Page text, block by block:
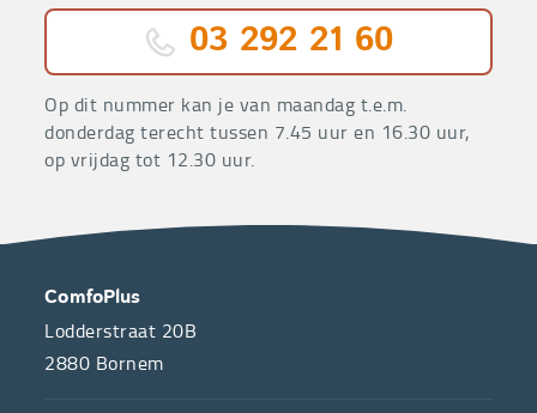
03 292 21 60
Op dit nummer kan je van maandag t.e.m.
donderdag terecht tussen 7.45 uur en 16.30 uur,
op vrijdag tot 12.30 uur.
OVER
ONS
CONTACT
ComfoPlus
Lodderstraat 20B
2880 Bornem